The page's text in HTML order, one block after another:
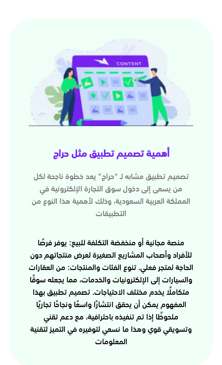
أهمية تصميم تطبيق مثل حراج
تصميم تطبيق مشابه لـ “حراج” يعد خطوة ناجحة لكل
من يسعى إلى دخول سوق التجارة الإلكترونية في
المملكة العربية السعودية، وذلك لأهمية هذا النوع من
التطبيقات
منصة مجانية أو منخفضة التكلفة للبيع: يوفر فرصًا
للأفراد وأصحاب المشاريع الصغيرة لعرض منتجاتهم دون
الحاجة لمتجر فعلي. تنوع الفئات والمنتجات: من العقارات
والسيارات إلى الإلكترونيات والخدمات، مما يجعله سوقًا
متكاملًا يخدم مختلف الاحتياجات. تصميم تطبيق بهذا
المفهوم يمكن أن يحقق انتشارًا واسعًا ونجاحًا تجاريًا
ملحوظًا إذا تم تنفيذه باحترافية، مع دعم تقني
وتسويقي قوي وهذا ما نسعي لتوفيره في التميز لتقنية
المعلومات